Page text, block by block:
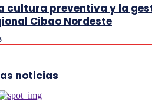
cultura preventiva y la
Cibao Nordeste
noticias